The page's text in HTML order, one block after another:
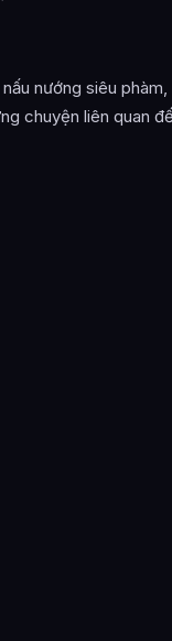
nướng siêu
chuyện liên quan